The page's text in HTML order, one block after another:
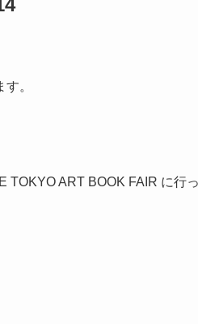
。
ART BOOK FAIR に行っ